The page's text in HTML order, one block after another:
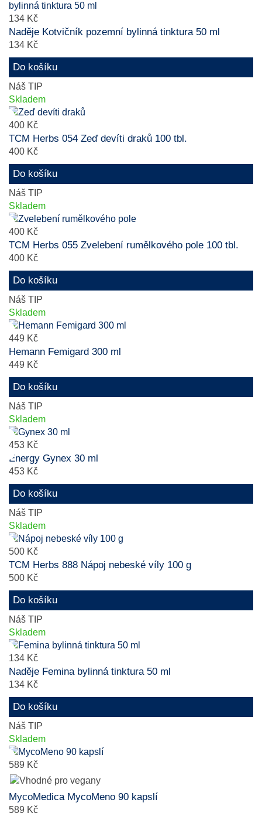
134 Kč
Naděje Kotvičník pozemní bylinná tinktura 50 ml
134 Kč
Do košíku
Náš TIP
Skladem
400 Kč
TCM Herbs 054 Zeď devíti draků 100 tbl.
400 Kč
Do košíku
Náš TIP
Skladem
400 Kč
TCM Herbs 055 Zvelebení rumělkového pole 100 tbl.
400 Kč
Do košíku
Náš TIP
Skladem
449 Kč
Hemann Femigard 300 ml
449 Kč
Do košíku
Náš TIP
Skladem
453 Kč
Energy Gynex 30 ml
453 Kč
Do košíku
Náš TIP
Skladem
500 Kč
TCM Herbs 888 Nápoj nebeské víly 100 g
500 Kč
Do košíku
Náš TIP
Skladem
134 Kč
Naděje Femina bylinná tinktura 50 ml
134 Kč
Do košíku
Náš TIP
Skladem
589 Kč
MycoMedica MycoMeno 90 kapslí
589 Kč